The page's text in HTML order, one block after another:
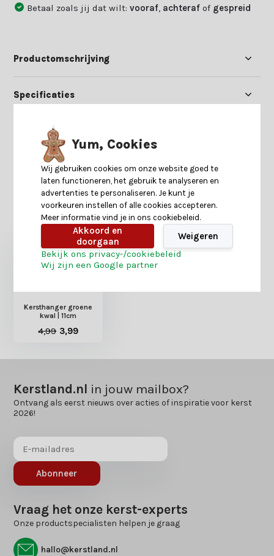
Betaal zoals jij dat wilt:vooraf achteraf of gespreid
Productomschrijving
Specificaties
Reviews
Heb je nog interesse in deze recent bekeken
producten?
Kersthanger groene
kwal | 11cm
4,99 3,99
Kerstland.nl in jouw mailbox?
Ontvang als eerst nieuws over acties of inspiratie voor kerst
2026!
Abonneer
Vraag het onze kerst-experts
Onze productspecialisten helpen je graag
hallo@kerstland.nl
Yum, Cookies
Wij gebruiken cookies om onze website goed te
laten functioneren, het gebruik te analyseren en
advertenties te personaliseren. Je kunt je
voorkeuren instellen of alle cookies accepteren.
Meer informatie vind je in ons cookiebeleid.
Akkoord en
doorgaan
Weigeren
Bekijk ons privacy-/cookiebeleid
Wij zijn een Google partner